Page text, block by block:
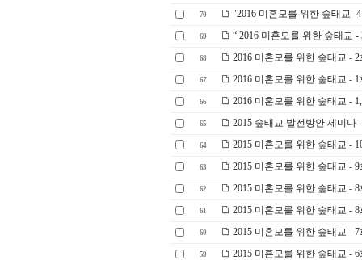
70 "2016 미혼모를 위한 숲태교 -
69 “ 2016 미혼모를 위한 숲태교
68 2016 미혼모를 위한 숲태교 -
67 2016 미혼모를 위한 숲태교 -
66 2016 미혼모를 위한 숲태교 -
65 2015 숲태교 발전방안 세미나
64 2015 미혼모를 위한 숲태교 -
63 2015 미혼모를 위한 숲태교 -
62 2015 미혼모를 위한 숲태교 -
61 2015 미혼모를 위한 숲태교 -
60 2015 미혼모를 위한 숲태교 -
59 2015 미혼모를 위한 숲태교 -